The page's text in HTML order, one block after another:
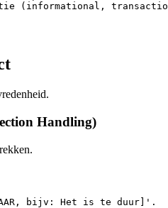
(informational,
Handling)
bijv: Het is te duur]'.